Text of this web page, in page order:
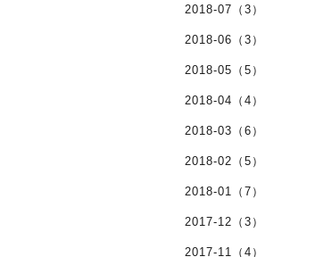
2018-07（3）
2018-06（3）
2018-05（5）
2018-04（4）
2018-03（6）
2018-02（5）
2018-01（7）
2017-12（3）
2017-11（4）